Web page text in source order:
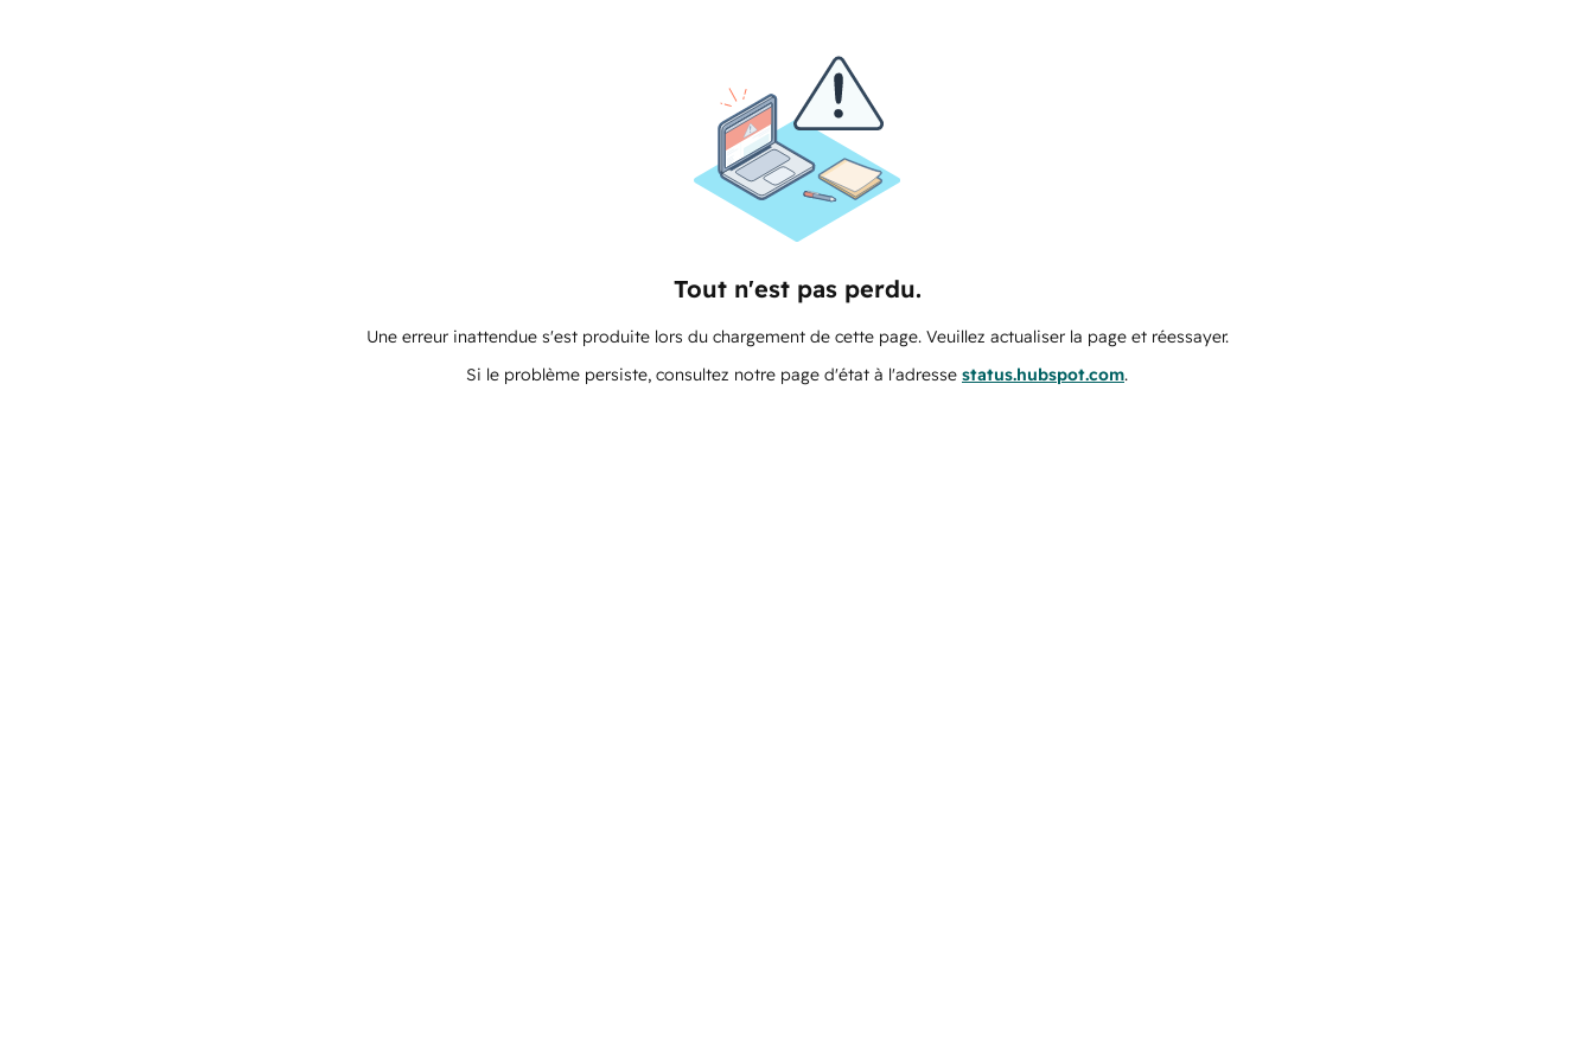
Tout n'est pas perdu.
Une erreur inattendue s'est produite lors du chargement de cette page. Veuillez actualiser la page et réessayer.
Si le problème persiste, consultez notre page d'état à l'adresse status.hubspot.com.